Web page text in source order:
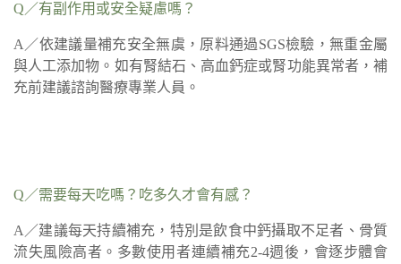
Q／有副作用或安全疑慮嗎？
A／依建議量補充安全無虞，原料通過SGS檢驗，無重金屬
與人工添加物。如有腎結石、高血鈣症或腎功能異常者，補
充前建議諮詢醫療專業人員。
Q／需要每天吃嗎？吃多久才會有感？
A／建議每天持續補充，特別是飲食中鈣攝取不足者、骨質
流失風險高者。多數使用者連續補充2-4週後，會逐步體會